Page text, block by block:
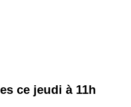
ce jeudi à 11h